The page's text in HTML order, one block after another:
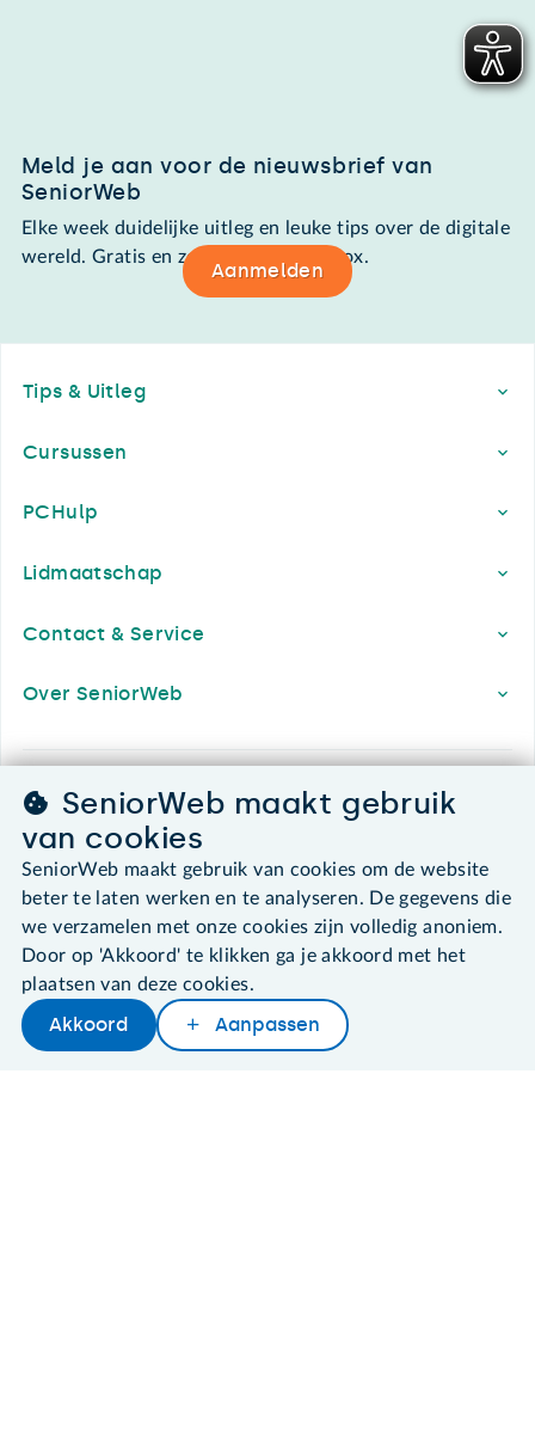
Later lezen Delen Woordenboek
Meld je aan voor de nieuwsbrief van
SeniorWeb
Elke week duidelijke uitleg en leuke tips over de digitale
wereld. Gratis en zomaar in de mailbox.
Aanmelden
Tips & Uitleg
Cursussen
PCHulp
Lidmaatschap
Contact & Service
Over SeniorWeb
SeniorWeb.
De computerhulp voor u.
030 - 276 99 65
leden@seniorweb.nl
©2026 SeniorWeb
SeniorWeb maakt gebruik
van cookies
SeniorWeb maakt gebruik van cookies om de website
beter te laten werken en te analyseren. De gegevens die
we verzamelen met onze cookies zijn volledig anoniem.
Door op 'Akkoord' te klikken ga je akkoord met het
plaatsen van deze cookies.
Akkoord Aanpassen